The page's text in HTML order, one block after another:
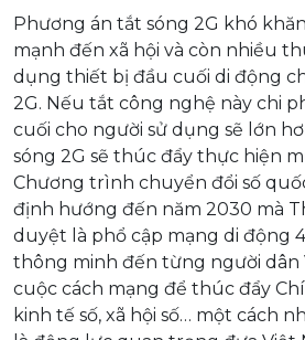
Phương án tắt sóng 2G khó
mạnh đến xã hội và còn nhiều
dụng thiết bị đầu cuối di động
2G. Nếu tắt công nghệ này chi
cuối cho người sử dụng sẽ lớn
sóng 2G sẽ thúc đẩy thực hiện
Chương trình chuyển đổi số
định hướng đến năm 2030 mà
duyệt là phổ cập mạng di động
thông minh đến từng người dân
cuộc cách mạng để thúc đẩy
kinh tế số, xã hội số… một cách